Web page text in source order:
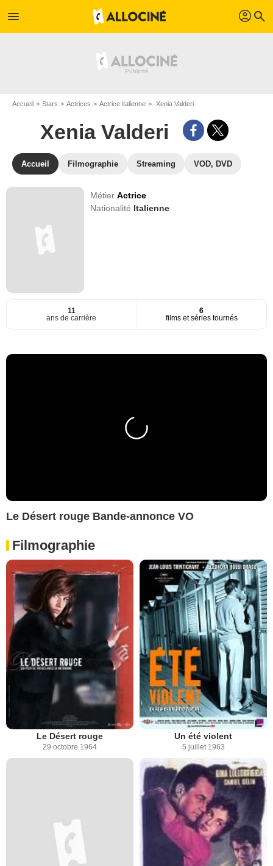
menu profil search
Accueil Stars Actrices Actrice italienne Xenia Valderi
Xenia Valderi
Accueil Filmographie Streaming VOD, DVD
MétierActrice
Nationalité Italienne
11
ans de carrière
6
films et séries tournés
Le Désert rouge Bande-annonce VO
Filmographie
Le Désert rouge
29 octobre 1964
Un été violent
5 juillet 1963